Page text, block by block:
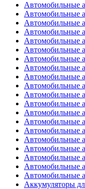
Автомобильные
Автомобильные
Автомобильные
Автомобильные
Автомобильные
Автомобильные
Автомобильные
Автомобильные
Автомобильные
Автомобильные
Автомобильные
Автомобильные
Автомобильные
Автомобильные
Автомобильные
Автомобильные
Автомобильные
Автомобильные
Автомобильные
Автомобильные
Аккумуляторы